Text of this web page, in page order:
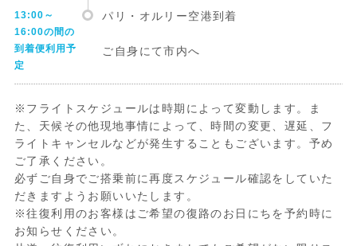
13:00～
16:00の間の
到着便利用予
定
パリ・オルリー空港到着
ご自身にて市内へ
※フライトスケジュールは時期によって変動します。ま
た、天候その他現地事情によって、時間の変更、遅延、フ
ライトキャンセルなどが発生することもございます。予め
ご了承ください。
必ずご自身でご搭乗前に再度スケジュール確認をしていた
だきますようお願いいたします。
※往復利用のお客様はご希望の復路のお日にちを予約時に
お知らせください。